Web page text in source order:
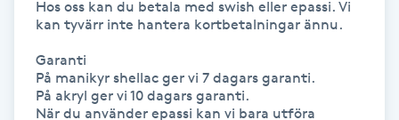
Hudföryngring
Hos oss kan du betala med swish eller epassi. Vi
kan tyvärr inte hantera kortbetalningar ännu.
Garanti
På manikyr shellac ger vi 7 dagars garanti.
På akryl ger vi 10 dagars garanti.
När du använder epassi kan vi bara utföra